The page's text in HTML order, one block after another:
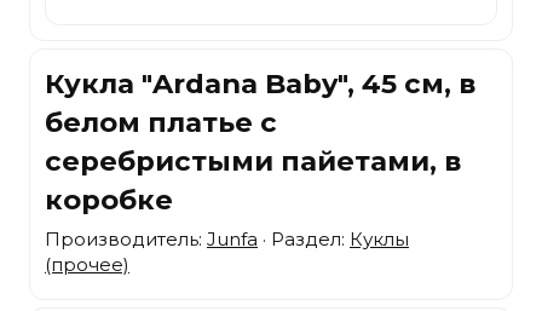
Кукла "Ardana Baby", 45 см, в
белом платье с
серебристыми пайетами, в
коробке
Производитель: Junfa · Раздел: Куклы
(прочее)